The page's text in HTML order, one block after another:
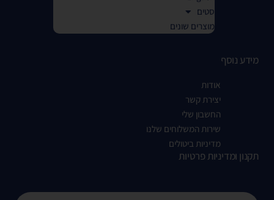
סטים
מוצרים שונים
מידע נוסף
אודות
יצירת קשר
החשבון שלי
שירות המשלוחים שלנו
מדיניות ביטולים
תקנון ומדיניות פרטיות